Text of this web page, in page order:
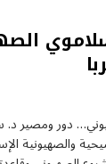
دور ومصير
والصهيونية